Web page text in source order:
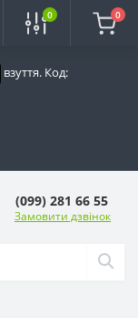
взуття. Код:
0 0
(099) 281 66 55
Замовити дзвінок